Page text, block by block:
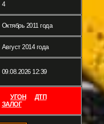
4
Октябрь 2011 года
Август 2014 года
09.08.2026 12:39
УГОН
ДТП
ЗАЛОГ